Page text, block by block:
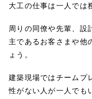
大工の仕事は一人では
周りの同僚や先輩、設
主であるお客さまや他
ょう。
建築現場ではチームプ
性がない人が一人でも